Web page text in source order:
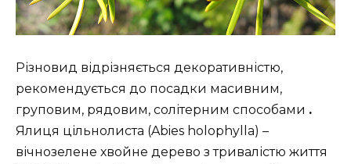
Різновид відрізняється декоративністю,
рекомендується до посадки масивним,
груповим, рядовим, солітерним способами .
Ялиця цільнолиста (Abies holophylla) –
вічнозелене хвойне дерево з тривалістю життя